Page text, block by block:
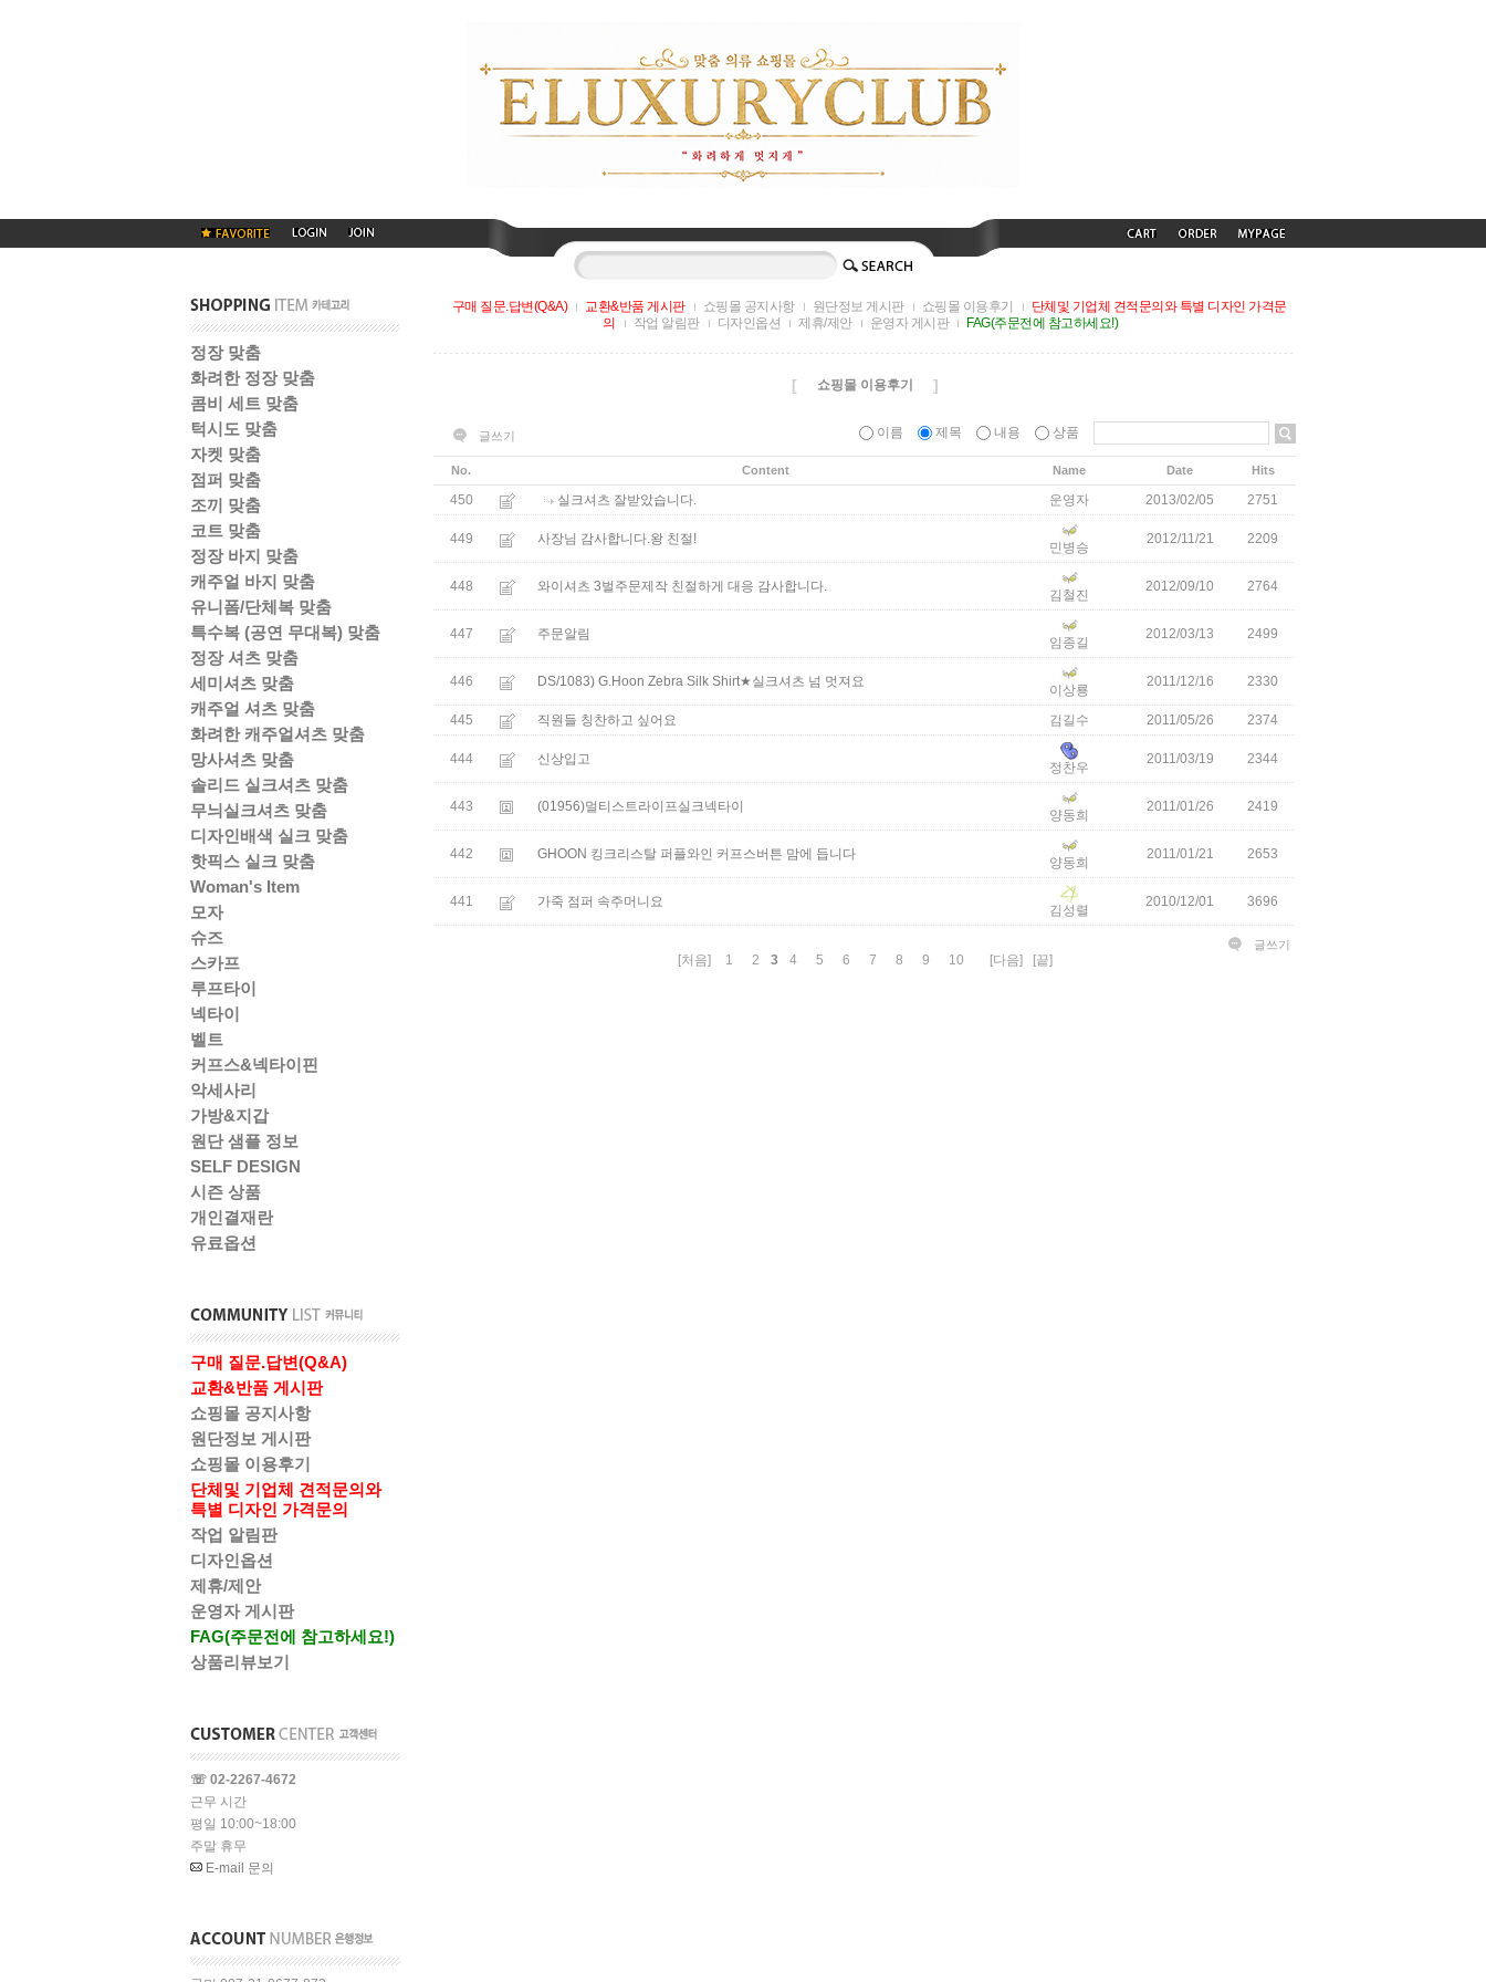
정장 맞춤
화려한 정장 맞춤
콤비 세트 맞춤
턱시도 맞춤
자켓 맞춤
점퍼 맞춤
조끼 맞춤
코트 맞춤
정장 바지 맞춤
캐주얼 바지 맞춤
유니폼/단체복 맞춤
특수복 (공연 무대복) 맞춤
정장 셔츠 맞춤
세미셔츠 맞춤
캐주얼 셔츠 맞춤
화려한 캐주얼셔츠 맞춤
망사셔츠 맞춤
솔리드 실크셔츠 맞춤
무늬실크셔츠 맞춤
디자인배색 실크 맞춤
핫픽스 실크 맞춤
Woman's Item
모자
슈즈
스카프
루프타이
넥타이
벨트
커프스&넥타이핀
악세사리
가방&지갑
원단 샘플 정보
SELF DESIGN
시즌 상품
개인결재란
유료옵션
구매 질문.답변(Q&A)
교환&반품 게시판
쇼핑몰 공지사항
원단정보 게시판
쇼핑몰 이용후기
단체및 기업체 견적문의와
특별 디자인 가격문의
작업 알림판
디자인옵션
제휴/제안
운영자 게시판
FAG(주문전에 참고하세요!)
상품리뷰보기
☏ 02-2267-4672
근무 시간
평일 10:00~18:00
주말 휴무
E-mail 문의
구매 질문.답변(Q&A) 교환&반품 게시판 쇼핑몰 공지사항 원단정보 게시판 쇼핑몰 이용후기
단체및 기업체 견적문의와 특별 디자인 가격문
의
작업 알림판 디자인옵션 제휴/제안 운영자 게시판 FAG(주문전에 참고하세요!)
[ 쇼핑몰 이용후기 ]
글쓰기 이름 제목 내용 상품
No. Content Name Date Hits
450 실크셔츠 잘받았습니다. 운영자 2013/02/05 2751
449 사장님 감사합니다.왕 친절!
민병승
2012/11/21 2209
448 와이셔츠 3벌주문제작 친절하게 대응 감사합니다.
김철진
2012/09/10 2764
447 주문알림
임종길
2012/03/13 2499
446 DS/1083) G.Hoon Zebra Silk Shirt★실크셔츠 넘 멋져요
이상룡
2011/12/16 2330
445 직원들 칭찬하고 싶어요 김길수 2011/05/26 2374
444 신상입고
정찬우
2011/03/19 2344
443 (01956)멀티스트라이프실크넥타이
양동희
2011/01/26 2419
442 GHOON 킹크리스탈 퍼플와인 커프스버튼 맘에 듭니다
양동희
2011/01/21 2653
441 가죽 점퍼 속주머니요
김성렬
2010/12/01 3696
글쓰기
[처음] 1 2 3 4 5 6 7 8 9 10 [다음] [끝]